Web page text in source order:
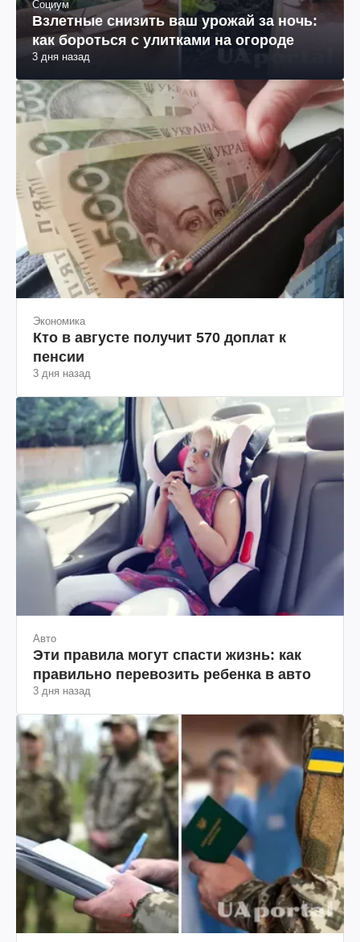
Социум
Взлетные снизить ваш урожай за ночь:
как бороться с улитками на огороде
3 дня назад
Экономика
Кто в августе получит 570 доплат к
пенсии
3 дня назад
Авто
Эти правила могут спасти жизнь: как
правильно перевозить ребенка в авто
3 дня назад